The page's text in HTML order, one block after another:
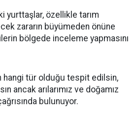
yurttaşlar, özellikle tarım
zararın büyümeden önüne
bölgede inceleme yapmasını
hangi tür olduğu tespit edilsin,
ancak arılarımız ve doğamız
bulunuyor.